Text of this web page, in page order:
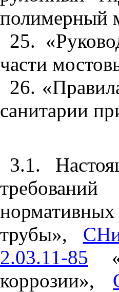
полимерный
25.
части
26.
санитарии
3.1.
трубы»,
2.03.11-85
коррозии»,